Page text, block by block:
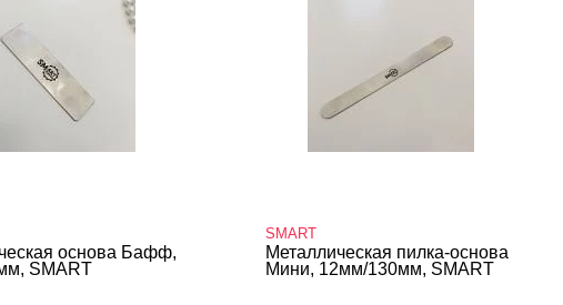
основа Бафф,
SMART
SMART
Металлическая пилка-основа
Мини, 12мм/130мм, SMART